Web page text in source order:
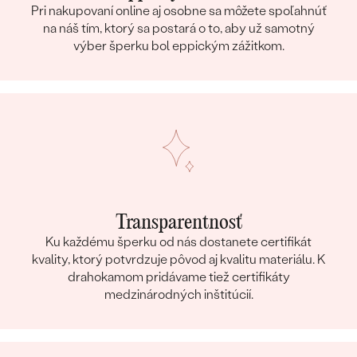
Pri nakupovaní online aj osobne sa môžete spoľahnúť
na náš tím, ktorý sa postará o to, aby už samotný
výber šperku bol eppickým zážitkom.
Transparentnosť
Ku každému šperku od nás dostanete certifikát
kvality, ktorý potvrdzuje pôvod aj kvalitu materiálu. K
drahokamom pridávame tiež certifikáty
medzinárodných inštitúcií.